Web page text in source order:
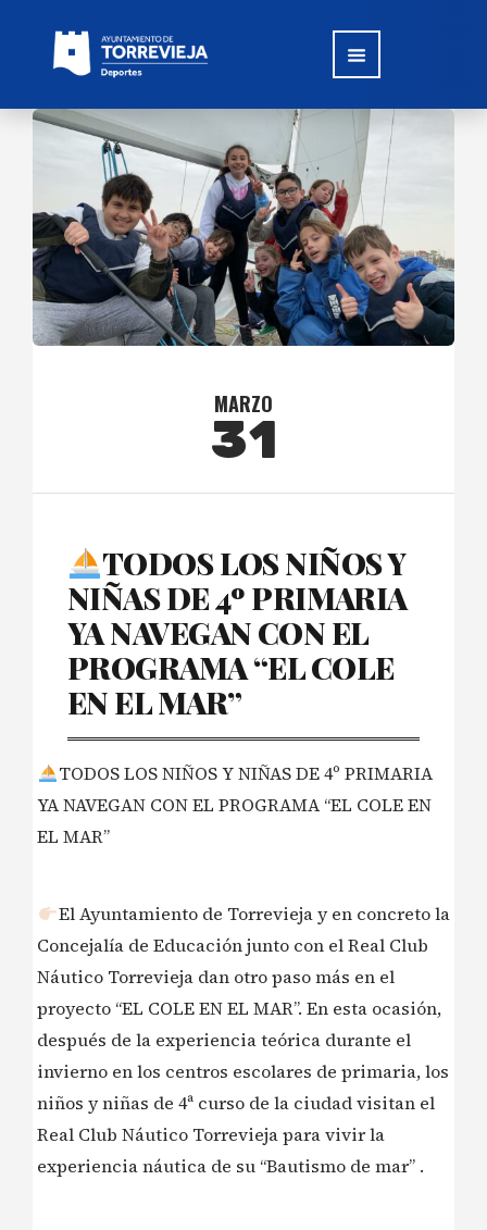
MARZO
31
TODOS LOS NIÑOS Y
NIÑAS DE 4º PRIMARIA
YA NAVEGAN CON EL
PROGRAMA “EL COLE
EN EL MAR”
TODOS LOS NIÑOS Y NIÑAS DE 4º PRIMARIA
YA NAVEGAN CON EL PROGRAMA “EL COLE EN
EL MAR”
El Ayuntamiento de Torrevieja y en concreto la
Concejalía de Educación junto con el Real Club
Náutico Torrevieja dan otro paso más en el
proyecto “EL COLE EN EL MAR”. En esta ocasión,
después de la experiencia teórica durante el
invierno en los centros escolares de primaria, los
niños y niñas de 4ª curso de la ciudad visitan el
Real Club Náutico Torrevieja para vivir la
experiencia náutica de su “Bautismo de mar” .